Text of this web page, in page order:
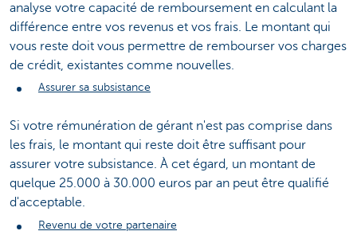
analyse votre capacité de remboursement en calculant la
différence entre vos revenus et vos frais. Le montant qui
vous reste doit vous permettre de rembourser vos charges
de crédit, existantes comme nouvelles.
Assurer sa subsistance
Si votre rémunération de gérant n'est pas comprise dans
les frais, le montant qui reste doit être suffisant pour
assurer votre subsistance. À cet égard, un montant de
quelque 25.000 à 30.000 euros par an peut être qualifié
d'acceptable.
Revenu de votre partenaire